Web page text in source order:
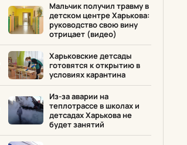
Мальчик получил травму в
детском центре Харькова:
руководство свою вину
отрицает (видео)
Харьковские детсады
готовятся к открытию в
условиях карантина
Из-за аварии на
теплотрассе в школах и
детсадах Харькова не
будет занятий